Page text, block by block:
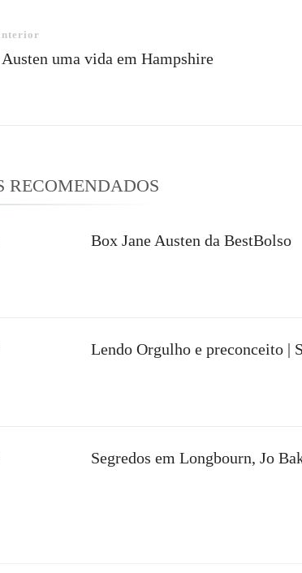
Austen uma vida em Hampshire
RECOMENDADOS
Box Jane Austen da BestBolso
Lendo Orgulho e preconceito |
Segredos em Longbourn, Jo